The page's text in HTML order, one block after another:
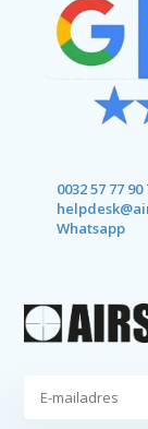
0032 57 77 90
Whatsapp